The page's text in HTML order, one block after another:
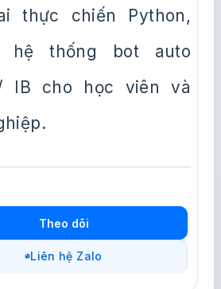
thực chiến Python,
hệ thống bot auto
IB cho học viên và
Theo dõi
Liên hệ Zalo